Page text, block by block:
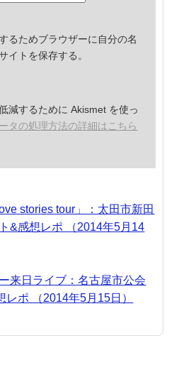
るためブラウザーに自分の名
イトを保存する。
減するために Akismet を使っ
タの処理方法の詳細はこちら
stories tour」：太田市新田
&感想レポ （2014年5月14
来日ライブ：名古屋市公会
ポ （2014年5月15日）